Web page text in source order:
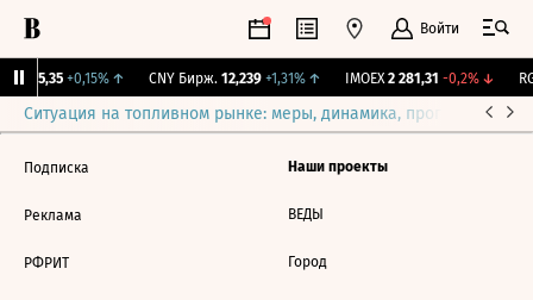
Войти
115,35 +0,15%↑ CNY Бирж. 12,239 +1,31%↑ IMOEX 2 281,31 -0,2%↓
Ситуация на топливном рынке: меры, динамика, прогнозы
Подписка
Реклама
РФРИТ
Наши проекты
ВЕДЫ
Город